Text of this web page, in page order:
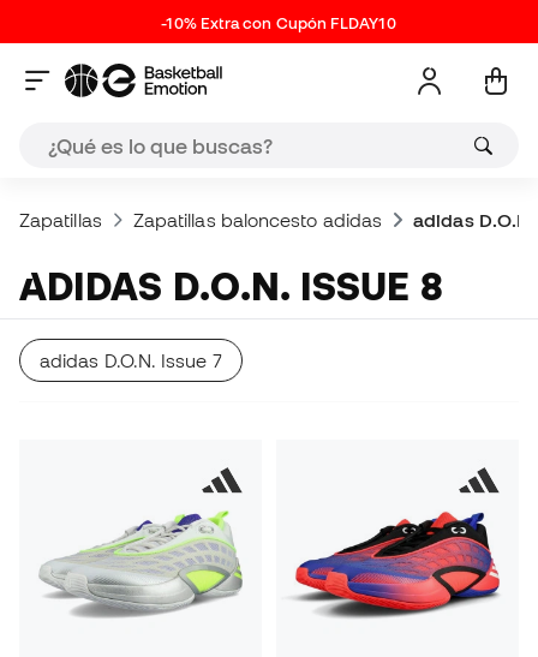
-10% Extra con Cupón FLDAY10
Zapatillas Zapatillas baloncesto adidas adidas
ADIDAS D.O.N. ISSUE 8
adidas D.O.N. Issue 7